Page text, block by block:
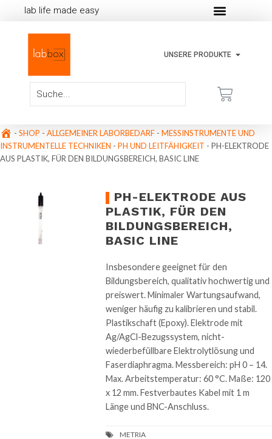
lab life made easy
UNSERE PRODUKTE
- SHOP - ALLGEMEINER LABORBEDARF - MESSINSTRUMENTE UND
INSTRUMENTELLE TECHNIKEN - PH UND LEITFÄHIGKEIT - PH-ELEKTRODE
AUS PLASTIK, FÜR DEN BILDUNGSBEREICH, BASIC LINE
PH-ELEKTRODE AUS
PLASTIK, FÜR DEN
BILDUNGSBEREICH,
BASIC LINE
Insbesondere geeignet für den
Bildungsbereich, qualitativ hochwertig und
preiswert. Minimaler Wartungsaufwand,
weniger häufig zu kalibrieren und stabil.
Plastikschaft (Epoxy). Elektrode mit
Ag/AgCl-Bezugssystem, nicht-
wiederbefüllbare Elektrolytlösung und
Faserdiaphragma. Messbereich: pH 0 – 14.
Max. Arbeitstemperatur: 60 °C. Maße: 120
x 12 mm. Festverbautes Kabel mit 1 m
Länge und BNC-Anschluss.